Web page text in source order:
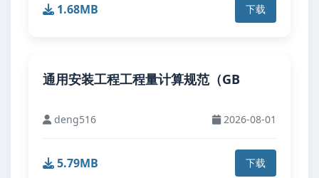
1.68MB 下载
通用安装工程工程量计算规范（GB
deng516 2026-08-01
5.79MB 下载